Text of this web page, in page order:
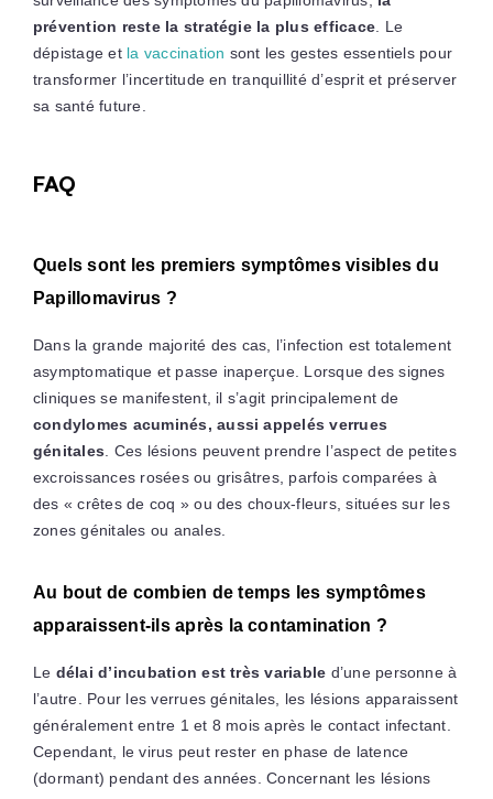
prévention reste la stratégie la plus efficace . Le
dépistage et la vaccination sont les gestes essentiels pour
transformer l’incertitude en tranquillité d’esprit et préserver
sa santé future.
FAQ
Quels sont les premiers symptômes visibles du
Papillomavirus ?
Dans la grande majorité des cas, l’infection est totalement
asymptomatique et passe inaperçue. Lorsque des signes
cliniques se manifestent, il s’agit principalement de
condylomes acuminés, aussi appelés verrues
génitales . Ces lésions peuvent prendre l’aspect de petites
excroissances rosées ou grisâtres, parfois comparées à
des « crêtes de coq » ou des choux-fleurs, situées sur les
zones génitales ou anales.
Au bout de combien de temps les symptômes
apparaissent-ils après la contamination ?
Le délai d’incubation est très variable d’une personne à
l’autre. Pour les verrues génitales, les lésions apparaissent
généralement entre 1 et 8 mois après le contact infectant.
Cependant, le virus peut rester en phase de latence
(dormant) pendant des années. Concernant les lésions